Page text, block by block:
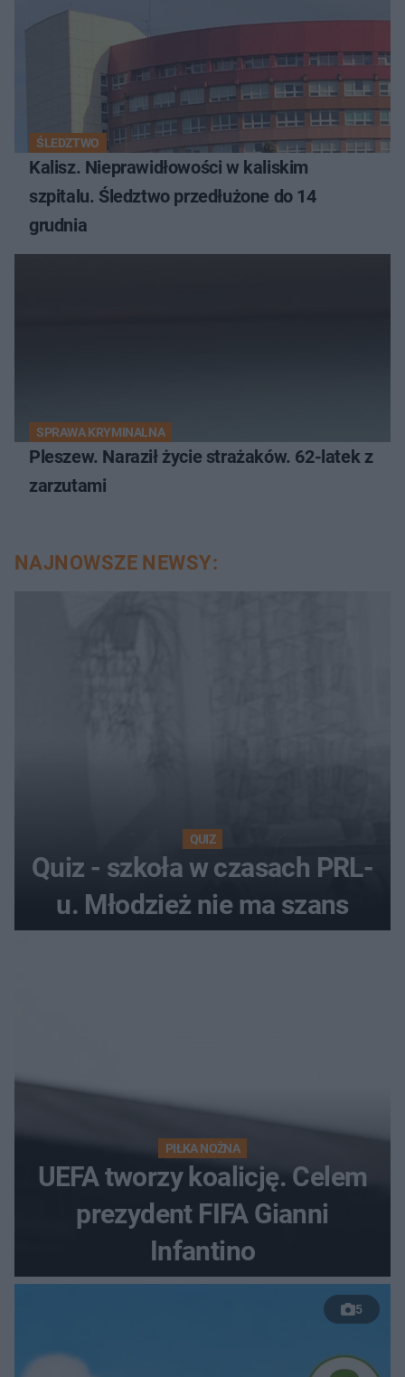
ŚLEDZTWO
Kalisz. Nieprawidłowości w kaliskim
szpitalu. Śledztwo przedłużone do 14
grudnia
SPRAWA KRYMINALNA
Pleszew. Naraził życie strażaków. 62-latek z
zarzutami
NAJNOWSZE NEWSY:
QUIZ
Quiz - szkoła w czasach PRL-
u. Młodzież nie ma szans
PIŁKA NOŻNA
UEFA tworzy koalicję. Celem
prezydent FIFA Gianni
Infantino
5